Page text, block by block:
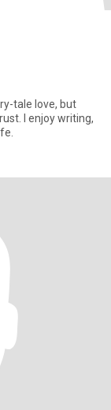
tale love, but
I enjoy writing,